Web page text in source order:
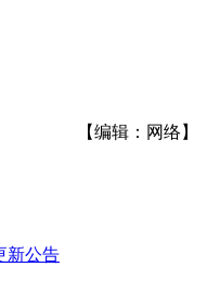
【编辑：网络】